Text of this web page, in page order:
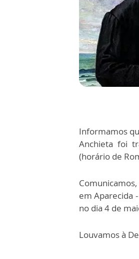
Informamos
Anchieta foi
(horário de
em Aparecida
no dia 4 de
Louvamos à